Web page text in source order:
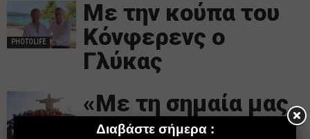
PHOTOLIFE
Με την κούπα του
Κόνφερενς ο
Γλύκας
NEWS
«Με τη σημαία μας
ψηλά…»